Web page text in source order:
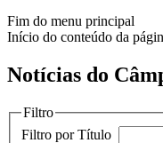
Fim do menu principal
Início do conteúdo da
Notícias do
Filtro
Filtro por Título